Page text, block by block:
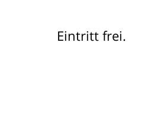
Eintritt frei.